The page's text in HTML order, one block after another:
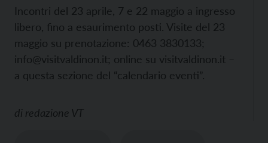
Incontri del 23 aprile, 7 e 22 maggio a ingresso
libero, fino a esaurimento posti. Visite del 23
maggio su prenotazione: 0463 3830133;
info@visitvaldinon.it; online su visitvaldinon.it –
a questa sezione del “calendario eventi”.
di redazione VT